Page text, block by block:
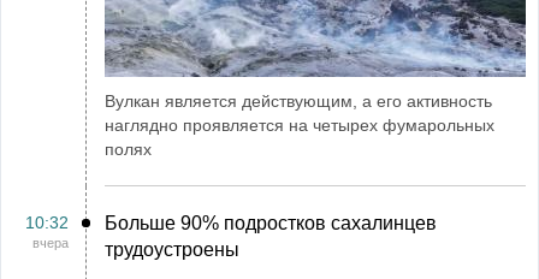
Вулкан является действующим, а его активность
наглядно проявляется на четырех фумарольных
полях
10:32
вчера
Больше 90% подростков сахалинцев
трудоустроены